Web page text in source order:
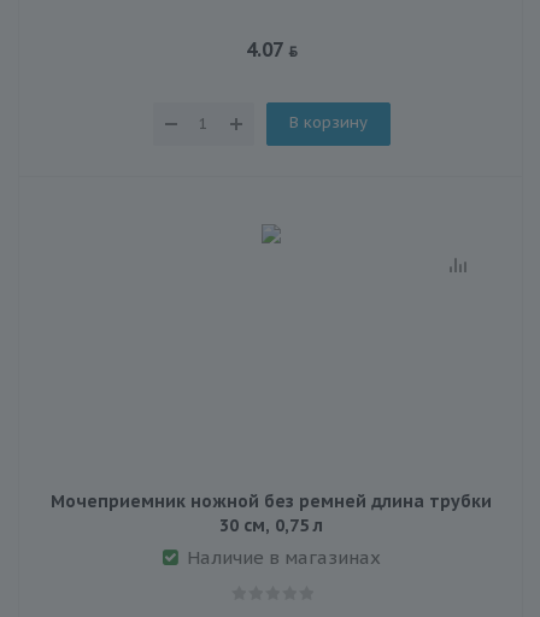
4.07
В корзину
Мочеприемник ножной без ремней длина трубки
30 см, 0,75 л
Наличие в магазинах